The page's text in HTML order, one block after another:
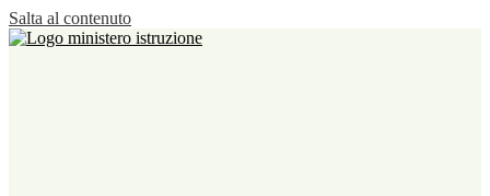
Salta al contenuto